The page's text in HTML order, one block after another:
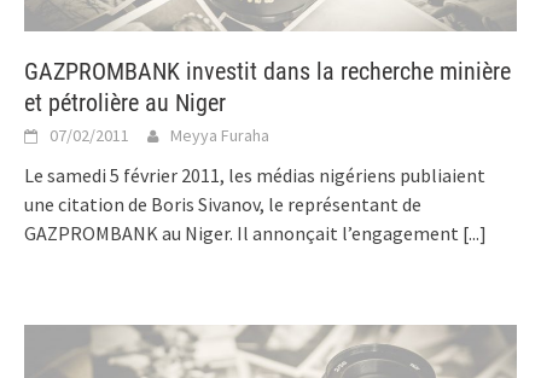
GAZPROMBANK investit dans la recherche minière
et pétrolière au Niger
07/02/2011 Meyya Furaha
Le samedi 5 février 2011, les médias nigériens publiaient
une citation de Boris Sivanov, le représentant de
GAZPROMBANK au Niger. Il annonçait l’engagement [...]